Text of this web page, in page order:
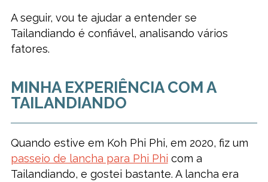
A seguir, vou te ajudar a entender se
Tailandiando é confiável, analisando vários
fatores.
MINHA EXPERIÊNCIA COM A
TAILANDIANDO
Quando estive em Koh Phi Phi, em 2020, fiz um
passeio de lancha para Phi Phi com a
Tailandiando, e gostei bastante. A lancha era